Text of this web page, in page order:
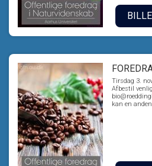
Tirsdag 3.
Afbestil
kan en